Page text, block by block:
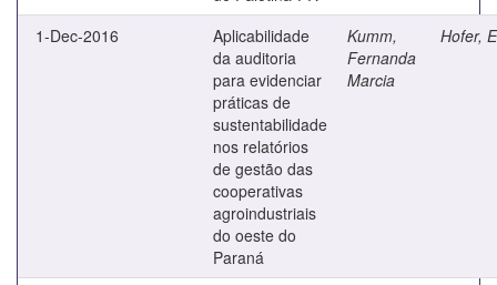
1-Dec-2016
Aplicabilidade
da auditoria
para evidenciar
práticas de
sustentabilidade
nos relatórios
de gestão das
cooperativas
agroindustriais
do oeste do
Paraná
Kumm,
Fernanda
Marcia
Hofer,